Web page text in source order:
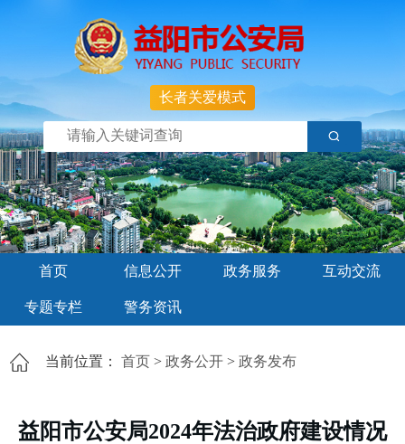
长者关爱模式
首页 信息公开 政务服务 互动交流
专题专栏 警务资讯
当前位置： 首页 > 政务公开 > 政务发布
益阳市公安局2024年法治政府建设情况